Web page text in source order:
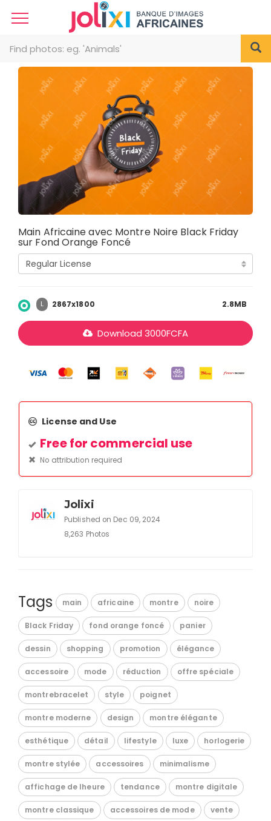
Main Africaine avec Montre Noire Black Friday
sur Fond Orange Foncé
L 2867x1800 2.8MB
Download 3000FCFA
License and Use
Free for commercial use
No attribution required
Jolixi
Published on Dec 09, 2024
8,263 Photos
Tags main africaine montre noire
Black Friday fond orange foncé panier
dessin shopping promotion élégance
accessoire mode réduction offre spéciale
montrebracelet style poignet
montre moderne design montre élégante
esthétique détail lifestyle luxe horlogerie
montre stylée accessoires minimalisme
affichage de lheure tendance montre digitale
montre classique accessoires de mode vente